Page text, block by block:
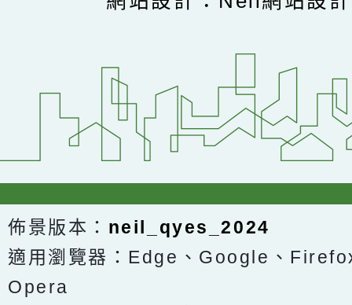
佈景版本： neil_qyes_2024
適用瀏覽器：Edge、Google、
Opera